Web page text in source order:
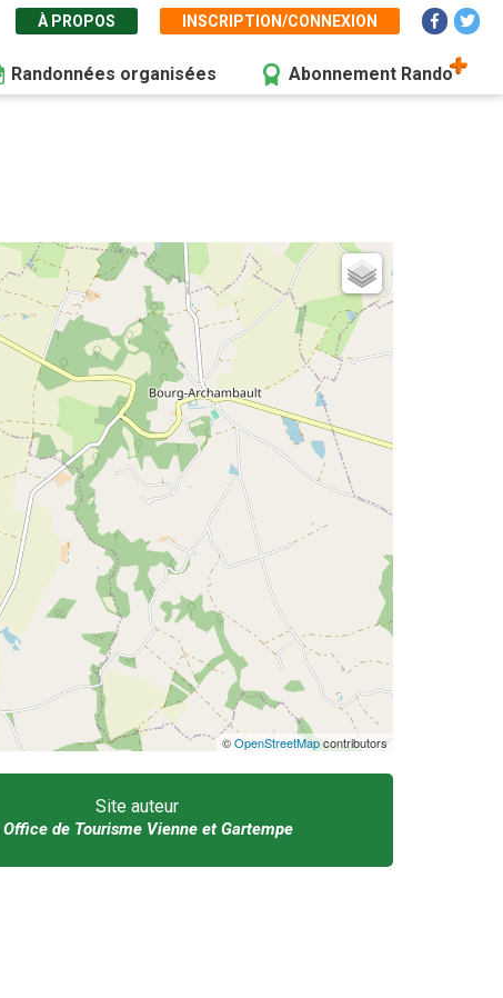
À PROPOS INSCRIPTION/CONNEXION
Randonnées organisées Abonnement Rando
©OpenStreetMapcontributors
Site auteur
Office de Tourisme Vienne et Gartempe